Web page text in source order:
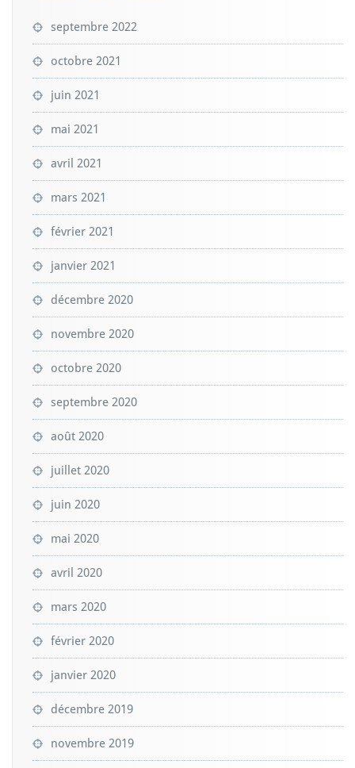
septembre 2022
octobre 2021
juin 2021
mai 2021
avril 2021
mars 2021
février 2021
janvier 2021
décembre 2020
novembre 2020
octobre 2020
septembre 2020
août 2020
juillet 2020
juin 2020
mai 2020
avril 2020
mars 2020
février 2020
janvier 2020
décembre 2019
novembre 2019